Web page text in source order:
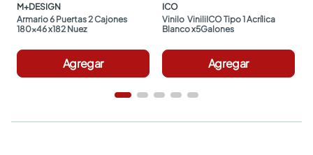
M+DESIGN
Armario 6 Puertas 2 Cajones
180x46 x182 Nuez
Agregar
ICO
Vinilo  ViniliICO Tipo 1 Acrílica
Blanco x5Galones
Agregar